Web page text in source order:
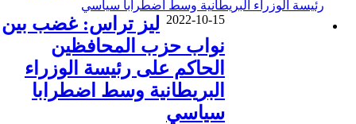
2022-10-15 ليز تراس: غضب بين
نواب حزب المحافظين
الحاكم على رئيسة الوزراء
البريطانية وسط اضطرابا
سياسي